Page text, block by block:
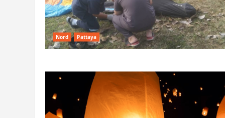
Nord Pattaya